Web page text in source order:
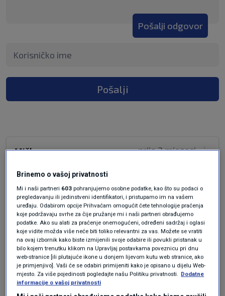
Pošalji odgovor
Pošalji
prije 3 mjeseci
Miško
Jadni smo mi i naši zakoni kas za jedan prekršaj
ili krivično djelo od deset sudaca ili odvjetnika
svatko može donositi svoj sud ili presudu pa ko
bolje podplati suca ili odvjernika dobije blažu
kaznu zašto nije točno prop8sana kazna za
svaki prekršaj i bilo koje kezneno krivično djelo a
ne parničenje i pusto vječanje vještva razno
raznih doktora i stručnjaka te pusta humanost
dali zločinci pogotovo recidivisti lopovi
kriminalci itd razmisljaju o humanosti i
Brinemo o vašoj privatnosti
Mi i naši partneri 603 pohranjujemo osobne podatke, kao što su podaci o
pregledavanju ili jedinstveni identifikatori, i pristupamo im na vašem
uređaju. Odabirom opcije Prihvaćam omogućit ćete tehnologije praćenja
koje podržavaju svrhe za čije pružanje mi i naši partneri obrađujemo
podatke. Ako su alati za praćenje onemogućeni, određeni sadržaj i oglasi
koje vidite možda više neće biti toliko relevantni za vas. Možete se vratiti
na ovaj izbornik kako biste izmijenili svoje odabire ili povukli pristanak u
bilo kojem trenutku klikom na Upravljaj postavkama poveznicu pri dnu
web-stranice [ili plutajuće ikone u donjem lijevom kutu web stranice, ako
je primjenjivo]. Vaši će se odabiri primijeniti kako je opisano u dijelu Web-
mjesto. Za više pojedinosti pogledajte našu Politiku privatnosti.
Dodatne
informacije o vašoj privatnosti